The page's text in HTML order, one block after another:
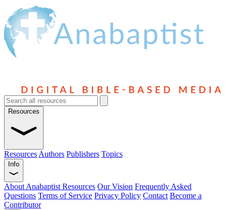
Resources
Resources Authors Publishers Topics
Info
About Anabaptist Resources Our Vision Frequently Asked
Questions Terms of Service Privacy Policy Contact Become a
Contributor